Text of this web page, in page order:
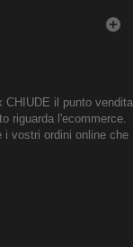
CHIUDE il punto vendita
riguarda l'ecommerce.
i vostri ordini online che